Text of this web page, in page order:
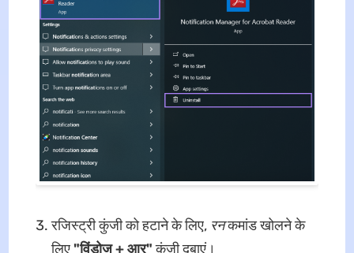
रजिस्ट्री कुंजी को हटाने के लिए, रनकमांड खोलने के
लिए "विंडोज + आर"कुंजी दबाएं।